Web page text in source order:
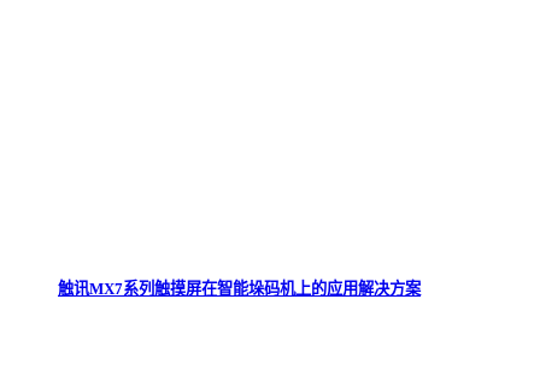
触讯MX7系列触摸屏在智能垛码机上的应用解决方案